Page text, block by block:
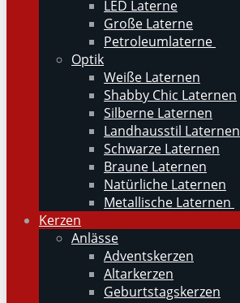
LED Laterne
Große Laterne
Petroleumlaterne
Optik
Weiße Laternen
Shabby Chic Laternen
Silberne Laternen
Landhausstil Laternen
Schwarze Laternen
Braune Laternen
Natürliche Laternen
Metallische Laternen
Kerzen
Anlässe
Adventskerzen
Altarkerzen
Geburtstagskerzen